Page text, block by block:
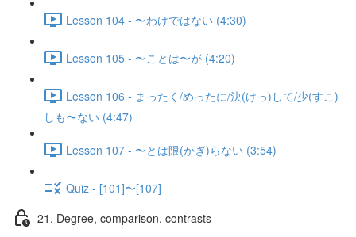
Lesson 104 - 〜わけではない (4:30)
Lesson 105 - 〜ことは〜が (4:20)
Lesson 106 - まったく/めったに/決(けっ)して/少(すこ)
しも〜ない (4:47)
Lesson 107 - 〜とは限(かぎ)らない (3:54)
Quiz - [101]〜[107]
21. Degree, comparison, contrasts